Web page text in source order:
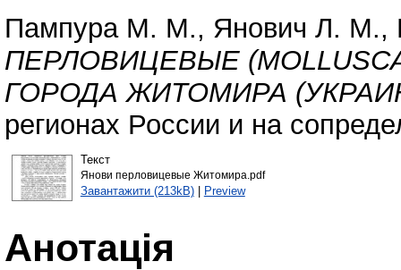
Пампура М. М., Янович Л. М.,
ПЕРЛОВИЦЕВЫЕ
ГОРОДА ЖИТОМИРА
регионах России и на
Текст
Янови перловицевые Житомира.pdf
Завантажити (213kB)| Preview
Анотація